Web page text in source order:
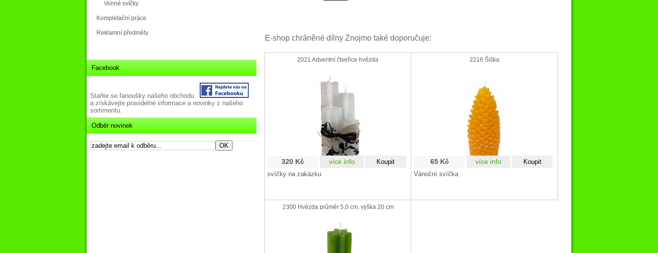
Vonné svíčky
Kompletační práce
Reklamní předměty
Facebook
Staňte se fanoušky našeho obchodu
a získávejte pravidelné informace a novinky z našeho
sortimentu.
Odběr novinek
E-shop chráněné dílny Znojmo také doporučuje:
2021 Adventní čtveřice hvězda
320 Kč více info
svíčky na zakázku
2216 Šiška
65 Kč více info
Vánoční svíčka
2300 Hvězda průměr 5,0 cm, výška 20 cm